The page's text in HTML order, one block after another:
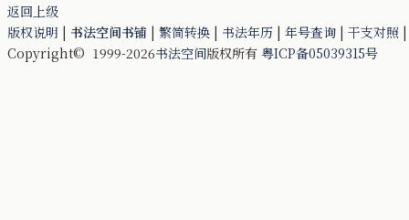
返回上级
版权说明 | 书法空间书铺 | 繁简转换 | 书法年历 | 年号查询 | 干支对照
Copyright© 1999-2026书法空间版权所有 粤ICP备05039315号